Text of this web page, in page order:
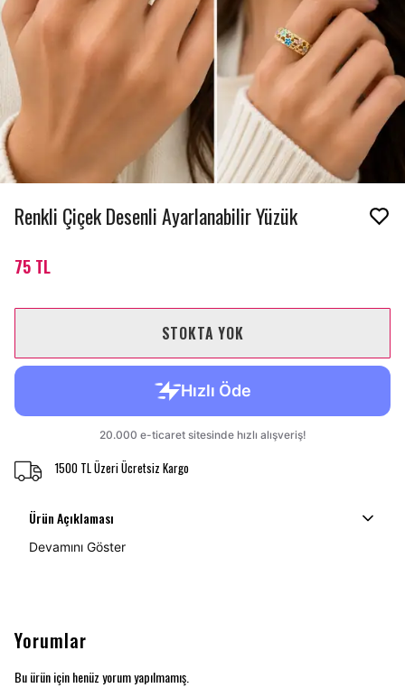
Renkli Çiçek Desenli Ayarlanabilir Yüzük
75 TL
STOKTA YOK
1500 TL Üzeri Ücretsiz Kargo
Ürün Açıklaması
Devamını Göster
Yorumlar
Bu ürün için henüz yorum yapılmamış.